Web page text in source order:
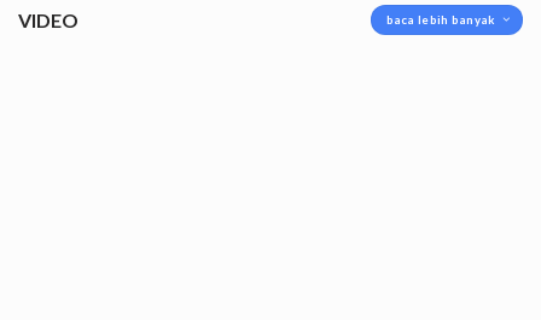
VIDEO baca lebih banyak